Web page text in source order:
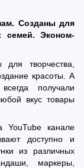
Созданы для
семей. Эконом-
творчества,
красоты. А
получали
вкус товары
YouTube канале
доступно и
из различных
маркеры,